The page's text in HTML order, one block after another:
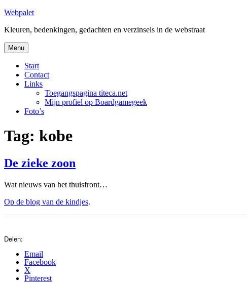
Skip
content
Webpalet
Kleuren, bedenkingen, gedachten en verzinsels in de webstraat
Menu
Start
Contact
Links
Toegangspagina titeca.net
Mijn profiel op Boardgamegeek
Foto’s
Tag: kobe
De zieke zoon
Wat nieuws van het thuisfront…
Op de blog van de kindjes.
Delen:
Email
Facebook
X
Pinterest